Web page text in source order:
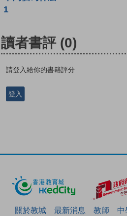
1
讀者書評 (0)
請登入給你的書籍評分
登入
關於教城 最新消息 教師